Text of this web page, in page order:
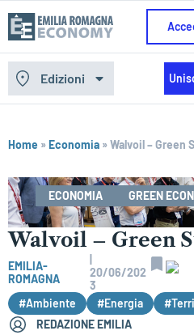
Edizioni
Home »Economia »Walvoil – Green
ECONOMIA GREEN
Walvoil – Green
EMILIA-
ROMAGNA
20/06/202
3
#Ambiente
#Energia
REDAZIONE EMILIA